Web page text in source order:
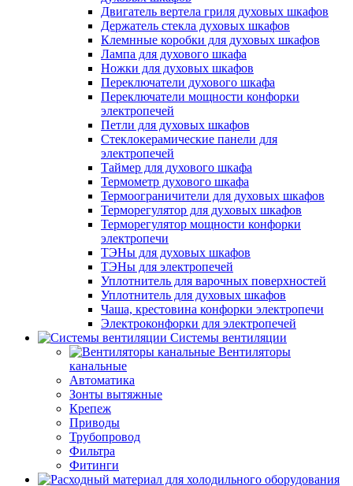
Двигатель вертела гриля духовых шкафов
Держатель стекла духовых шкафов
Клемнные коробки для духовых шкафов
Лампа для духового шкафа
Ножки для духовых шкафов
Переключатели духового шкафа
Переключатели мощности конфорки
электропечей
Петли для духовых шкафов
Стеклокерамические панели для
электропечей
Таймер для духового шкафа
Термометр духового шкафа
Термоограничители для духовых шкафов
Терморегулятор для духовых шкафов
Терморегулятор мощности конфорки
электропечи
ТЭНы для духовых шкафов
ТЭНы для электропечей
Уплотнитель для варочных поверхностей
Уплотнитель для духовых шкафов
Чаша, крестовина конфорки электропечи
Электроконфорки для электропечей
Системы вентиляции
Вентиляторы
канальные
Автоматика
Зонты вытяжные
Крепеж
Приводы
Трубопровод
Фильтра
Фитинги